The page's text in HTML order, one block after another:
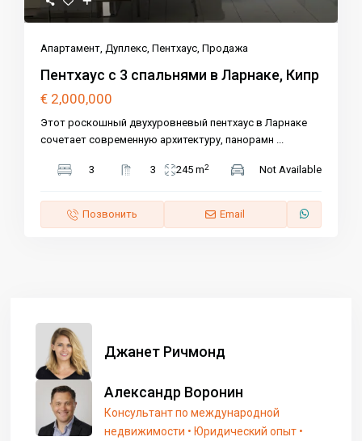
Апартамент,Дуплекс,Пентхаус,Продажа
Пентхаус с 3 спальнями в Ларнаке, Кипр
€ 2,000,000
Этот роскошный двухуровневый пентхаус в Ларнаке
сочетает современную архитектуру, панорамн ...
3 3 245 m2 Not Available
Позвонить Email
Джанет Ричмонд
Александр Воронин
Консультант по международной
недвижимости • Юридический опыт •